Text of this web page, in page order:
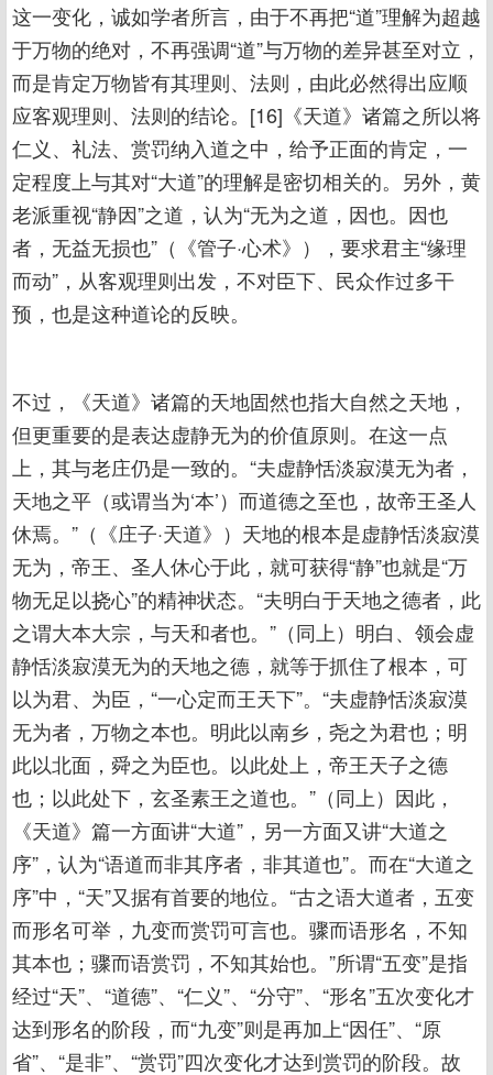
这一变化，诚如学者所言，由于不再把“道”理解为超越
于万物的绝对，不再强调“道”与万物的差异甚至对立，
而是肯定万物皆有其理则、法则，由此必然得出应顺
应客观理则、法则的结论。[16]《天道》诸篇之所以将
仁义、礼法、赏罚纳入道之中，给予正面的肯定，一
定程度上与其对“大道”的理解是密切相关的。另外，黄
老派重视“静因”之道，认为“无为之道，因也。因也
者，无益无损也”（《管子·心术》），要求君主“缘理
而动”，从客观理则出发，不对臣下、民众作过多干
预，也是这种道论的反映。
不过，《天道》诸篇的天地固然也指大自然之天地，
但更重要的是表达虚静无为的价值原则。在这一点
上，其与老庄仍是一致的。“夫虚静恬淡寂漠无为者，
天地之平（或谓当为‘本’）而道德之至也，故帝王圣人
休焉。”（《庄子·天道》）天地的根本是虚静恬淡寂漠
无为，帝王、圣人休心于此，就可获得“静”也就是“万
物无足以挠心”的精神状态。“夫明白于天地之德者，此
之谓大本大宗，与天和者也。”（同上）明白、领会虚
静恬淡寂漠无为的天地之德，就等于抓住了根本，可
以为君、为臣，“一心定而王天下”。“夫虚静恬淡寂漠
无为者，万物之本也。明此以南乡，尧之为君也；明
此以北面，舜之为臣也。以此处上，帝王天子之德
也；以此处下，玄圣素王之道也。”（同上）因此，
《天道》篇一方面讲“大道”，另一方面又讲“大道之
序”，认为“语道而非其序者，非其道也”。而在“大道之
序”中，“天”又据有首要的地位。“古之语大道者，五变
而形名可举，九变而赏罚可言也。骤而语形名，不知
其本也；骤而语赏罚，不知其始也。”所谓“五变”是指
经过“天”、“道德”、“仁义”、“分守”、“形名”五次变化才
达到形名的阶段，而“九变”则是再加上“因任”、“原
省”、“是非”、“赏罚”四次变化才达到赏罚的阶段。故